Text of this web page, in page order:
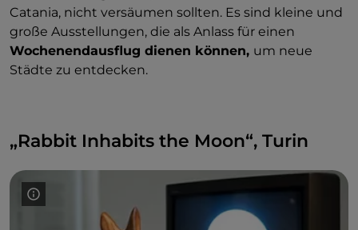
Catania, nicht versäumen sollten. Es sind kleine und
große Ausstellungen, die als Anlass für einen
Wochenendausflug dienen können, um neue
Städte zu entdecken.
„Rabbit Inhabits the Moon“, Turin